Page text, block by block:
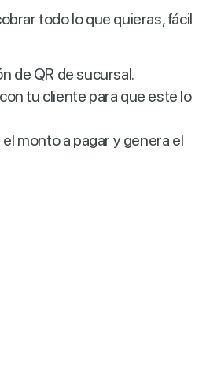
todo lo que quieras, fácil
de QR de sucursal.
tu cliente para que este lo
monto a pagar y genera el